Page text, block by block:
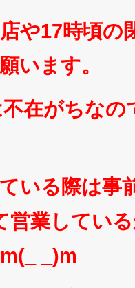
や17時頃の
います。
在がちなの
いる際は事
業してい
_)m